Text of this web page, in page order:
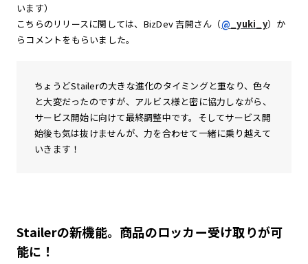
います）
こちらのリリースに関しては、BizDev 吉開さん（@ _yuki_y）か
らコメントをもらいました。
ちょうどStailerの大きな進化のタイミングと重なり、色々
と大変だったのですが、アルビス様と密に協力しながら、
サービス開始に向けて最終調整中です。そしてサービス開
始後も気は抜けませんが、力を合わせて一緒に乗り越えて
いきます！
Stailerの新機能。商品のロッカー受け取りが可
能に！